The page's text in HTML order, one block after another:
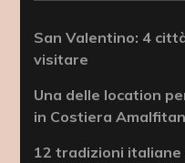
San Valentino: 4
visitare
Una delle location
in Costiera
12 tradizioni italiane